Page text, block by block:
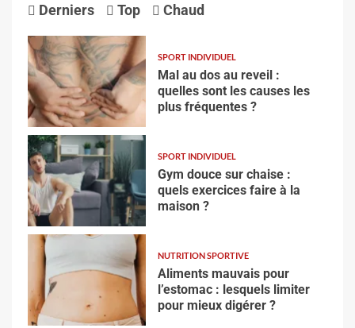
Derniers Top Chaud
SPORT INDIVIDUEL
Mal au dos au reveil :
quelles sont les causes les
plus fréquentes ?
SPORT INDIVIDUEL
Gym douce sur chaise :
quels exercices faire à la
maison ?
NUTRITION SPORTIVE
Aliments mauvais pour
l’estomac : lesquels limiter
pour mieux digérer ?